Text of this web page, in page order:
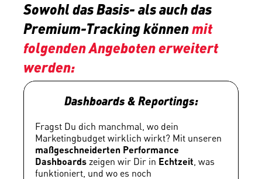
Sowohl das Basis- als auch das
Premium-Tracking können mit
folgenden Angeboten erweitert
werden:
Dashboards & Reportings:
Fragst Du dich manchmal, wo dein
maßgeschneiderten Performance
Dashboards zeigen wir Dir in Echtzeit, was